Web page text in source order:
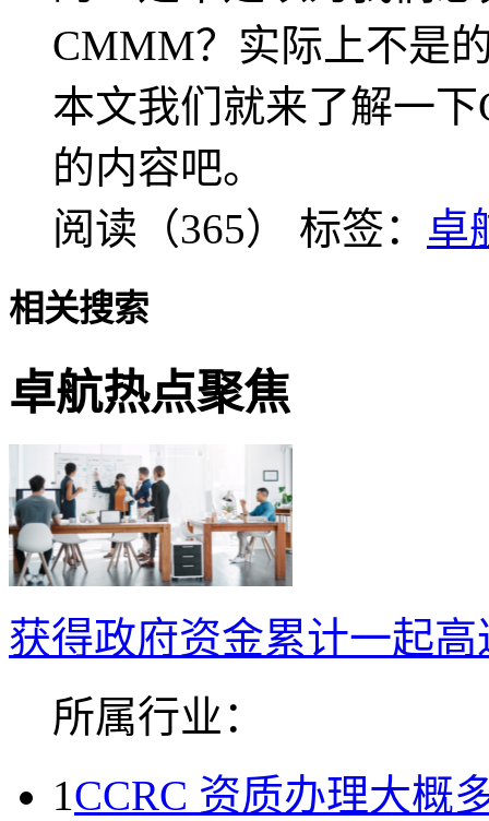
CMMM？实际上不是
本文我们就来了解一
的内容吧。
阅读（365） 标签： 卓
相关搜索
卓航热点聚焦
获得政府资金累计一起高
所属行业：
1CCRC 资质办理大概